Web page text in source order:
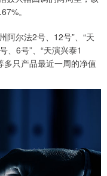
。
尔法2号、12号”、“天
、6号”、“天演兴泰1
多只产品最近一周的净值